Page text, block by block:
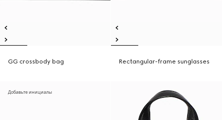
GG crossbody bag Rectangular-frame sunglasses
Добавьте инициалы